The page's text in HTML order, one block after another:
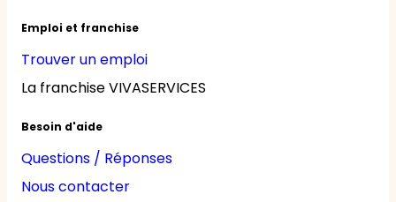
Emploi et franchise
Trouver un emploi
La franchise VIVASERVICES
Besoin d'aide
Questions / Réponses
Nous contacter